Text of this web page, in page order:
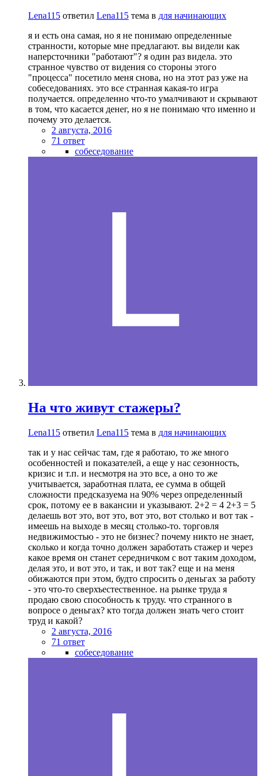
Lena115 ответил Lena115 тема в для начинающих
я и есть она самая, но я не понимаю определенные
странности, которые мне предлагают. вы видели как
наперсточники "работают"? я один раз видела. это
странное чувство от видения со стороны этого
"процесса" посетило меня снова, но на этот раз уже на
собеседованиях. это все странная какая-то игра
получается. определенно что-то умалчивают и скрывают
в том, что касается денег, но я не понимаю что именно и
почему это делается.
2 августа, 2016
71 ответ
собеседование
На что живут стажеры?
Lena115 ответил Lena115 тема в для начинающих
так и у нас сейчас там, где я работаю, то же много
особенностей и показателей, а еще у нас сезонность,
кризис и т.п. и несмотря на это все, а оно то же
учитывается, заработная плата, ее сумма в общей
сложности предсказуема на 90% через определенный
срок, потому ее в вакансии и указывают. 2+2 = 4 2+3 = 5
делаешь вот это, вот это, вот это, вот столько и вот так -
имеешь на выходе в месяц столько-то. торговля
недвижимостью - это не бизнес? почему никто не знает,
сколько и когда точно должен заработать стажер и через
какое время он станет середничком с вот таким доходом,
делая это, и вот это, и так, и вот так? еще и на меня
обижаются при этом, будто спросить о деньгах за работу
- это что-то сверхъестественное. на рынке труда я
продаю свою способность к труду. что странного в
вопросе о деньгах? кто тогда должен знать чего стоит
труд и какой?
2 августа, 2016
71 ответ
собеседование